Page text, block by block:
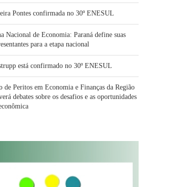
Pontes confirmada no 30º ENESUL
Nacional de Economia: Paraná define suas
para a etapa nacional
está confirmado no 30º ENESUL
de Peritos em Economia e Finanças da Região
debates sobre os desafios e as oportunidades